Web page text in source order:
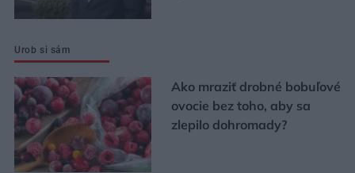
Urob si sám
Ako mraziť drobné bobuľové
ovocie bez toho, aby sa
zlepilo dohromady?